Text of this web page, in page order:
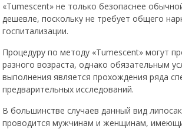
«Tumescent» не только безопаснее
дешевле, поскольку не требует общего
госпитализации.
Процедуру по методу «Tumescent» могут
разного возраста, однако обязательным
выполнения является прохождения ряда
предварительных исследований.
В большинстве случаев данный вид
проводится мужчинам и женщинам,